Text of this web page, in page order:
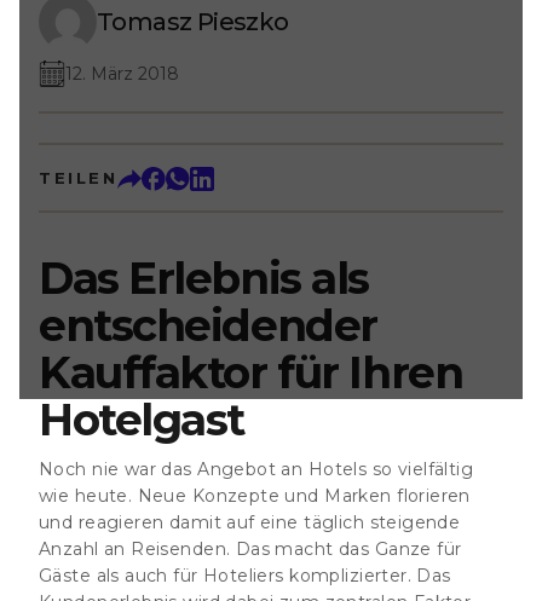
und Marken
auf eine
Reisenden.
Gäste als auch
Hotelgast,
Gästen ein
können. Die
lediglich ein
gelingt
eine
können?
genau
Die
Tomasz Pieszko
12. März 2018
TEILEN
Das Erlebnis als
entscheidender
Kauffaktor für Ihren
Hotelgast
Noch nie war das Angebot an Hotels so vielfältig
wie heute. Neue Konzepte und Marken florieren
und reagieren damit auf eine täglich steigende
Anzahl an Reisenden. Das macht das Ganze für
Gäste als auch für Hoteliers komplizierter. Das